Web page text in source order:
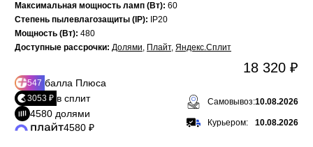
Максимальная мощность ламп (Вт): 60
Степень пылевлагозащиты (IP):
IP20
Мощность (Вт): 480
Доступные рассрочки: Долями, Плайт, Яндекс.Сплит
547 балла Плюса
3053 ₽ в сплит
4580 долями
4580 ₽
18 320 ₽
Самовывоз:10.08.2026
Курьером: 10.08.2026